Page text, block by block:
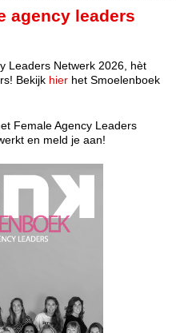
agency leaders
Leaders Netwerk 2026, hèt
Bekijk hier het Smoelenboek
Female Agency Leaders
en meld je aan!